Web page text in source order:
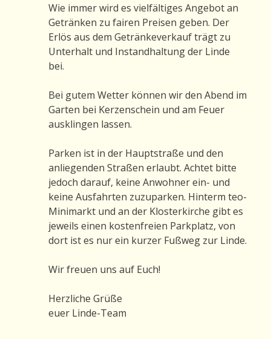
Wie immer wird es vielfältiges Angebot an
Getränken zu fairen Preisen geben. Der
Erlös aus dem Getränkeverkauf trägt zu
Unterhalt und Instandhaltung der Linde
bei.
Bei gutem Wetter können wir den Abend im
Garten bei Kerzenschein und am Feuer
ausklingen lassen.
Parken ist in der Hauptstraße und den
anliegenden Straßen erlaubt. Achtet bitte
jedoch darauf, keine Anwohner ein- und
keine Ausfahrten zuzuparken. Hinterm teo-
Minimarkt und an der Klosterkirche gibt es
jeweils einen kostenfreien Parkplatz, von
dort ist es nur ein kurzer Fußweg zur Linde.
Wir freuen uns auf Euch!
Herzliche Grüße
euer Linde-Team